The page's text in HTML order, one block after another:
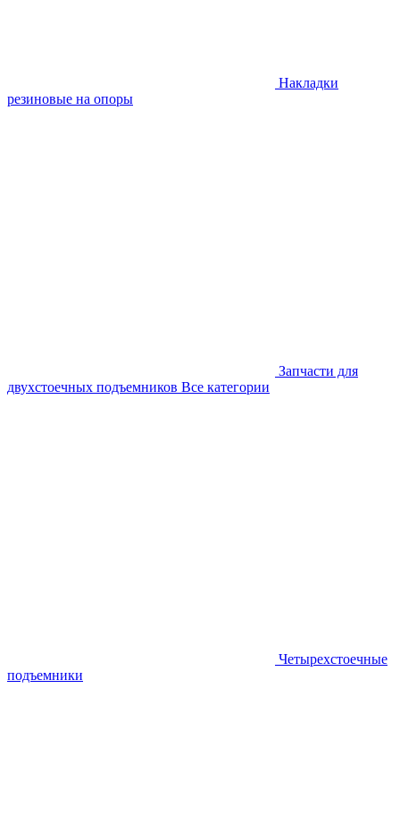
Накладки
резиновые на опоры
Запчасти для
двухстоечных подъемников Все категории
Четырехстоечные
подъемники